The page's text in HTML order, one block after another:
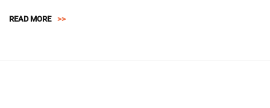
READ MORE >>